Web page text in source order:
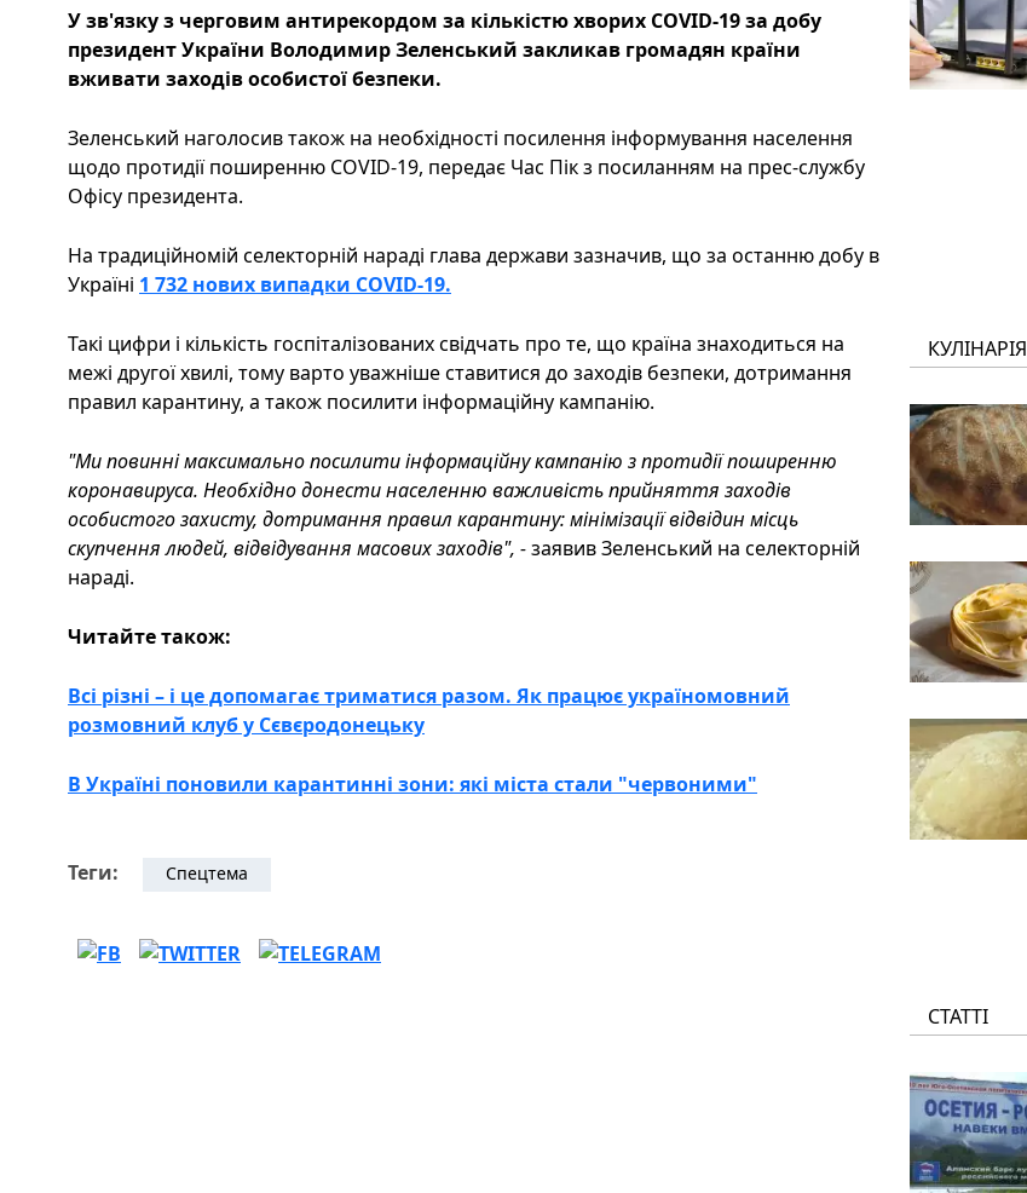
У зв'язку з черговим антирекордом за кількістю хворих COVID-19 за добу
президент України Володимир Зеленський закликав громадян країни
вживати заходів особистої безпеки.
Зеленський наголосив також на необхідності посилення інформування населення
щодо протидії поширенню COVID-19, передає Час Пік з посиланням на прес-службу
Офісу президента.
На традиційномій селекторній нараді глава держави зазначив, що за останню добу в
Україні 1 732 нових випадки COVID-19.
Такі цифри і кількість госпіталізованих свідчать про те, що країна знаходиться на
межі другої хвилі, тому варто уважніше ставитися до заходів безпеки, дотримання
правил карантину, а також посилити інформаційну кампанію.
"Ми повинні максимально посилити інформаційну кампанію з протидії поширенню
коронавируса. Необхідно донести населенню важливість прийняття заходів
особистого захисту, дотримання правил карантину: мінімізації відвідин місць
скупчення людей, відвідування масових заходів", -заявив Зеленський на селекторній
нараді.
Читайте також:
Всі різні – і це допомагає триматися разом. Як працює україномовний
розмовний клуб у Сєвєродонецьку
В Україні поновили карантинні зони: які міста стали "червоними"
Теги: Спецтема
КУЛІНАРІЯ
СТАТТІ